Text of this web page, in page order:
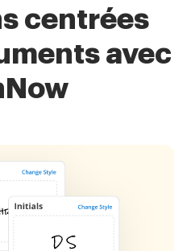
centrées
avec